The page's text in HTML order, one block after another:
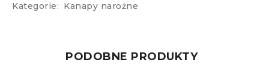
Kategorie: Kanapy narożne
PODOBNE PRODUKTY